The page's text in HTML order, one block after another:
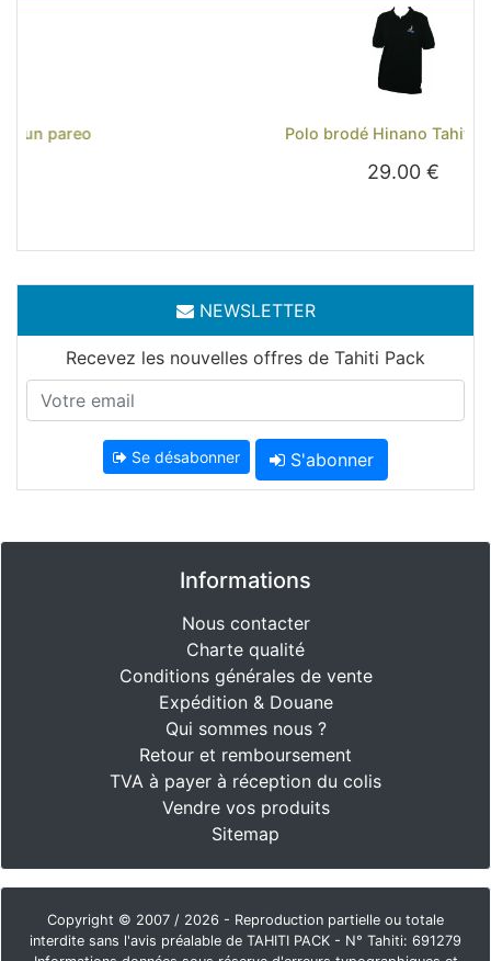
Polo brodé Hinano Tahiti - Noir
Previous Next
NEWSLETTER
Recevez les nouvelles offres de Tahiti Pack
Se désabonner S'abonner
Informations
Nous contacter
Charte qualité
Conditions générales de vente
Expédition & Douane
Qui sommes nous ?
Retour et remboursement
TVA à payer à réception du colis
Vendre vos produits
Sitemap
Copyright © 2007 / 2026 - Reproduction partielle ou totale
interdite sans l'avis préalable de TAHITI PACK - N° Tahiti: 691279